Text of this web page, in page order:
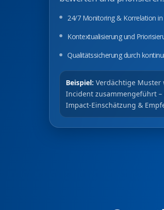
24/7 Monitoring & Korrelation
Kontextualisierung und
Qualitätssicherung durch
Beispiel: Verdächtige Muster
Incident zusammengeführt –
Impact‑Einschätzung &